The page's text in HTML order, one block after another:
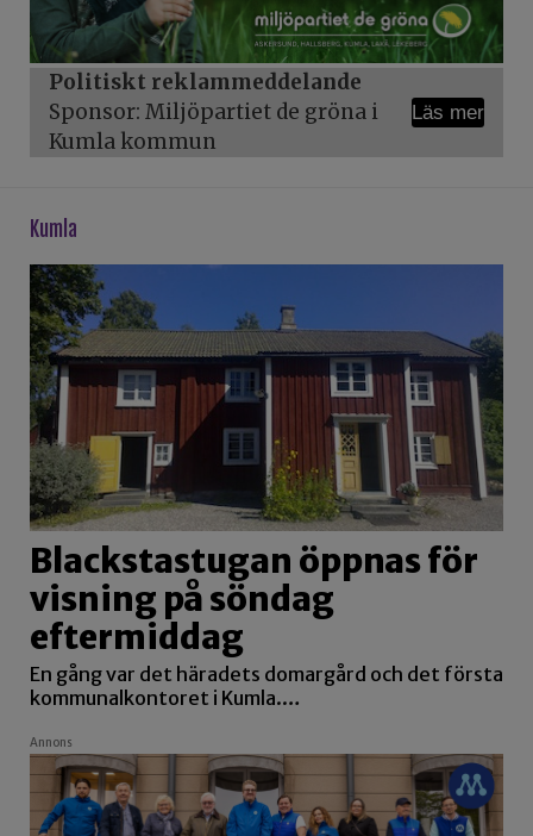
Politiskt reklammeddelande
Sponsor: Miljöpartiet de gröna i
Kumla kommun
Läs mer
kumla
Blackstastugan öppnas för
visning på söndag
eftermiddag
En gång var det häradets domargård och det första
kommunalkontoret i Kumla.…
Annons